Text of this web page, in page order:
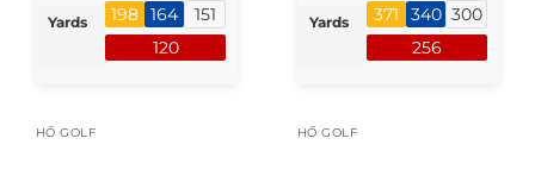
Yards 198 164
151
120
HỐ GOLF
Yards 371 340 300
256
HỐ GOLF